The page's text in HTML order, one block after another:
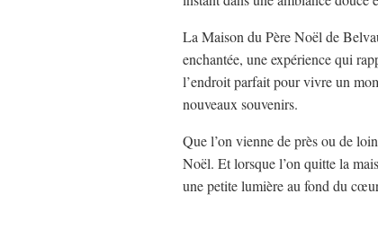
La Maison du Père Noël de
enchantée, une expérience qui
l’endroit parfait pour vivre un
nouveaux souvenirs.
Que l’on vienne de près ou de
Noël. Et lorsque l’on quitte la
une petite lumière au fond du